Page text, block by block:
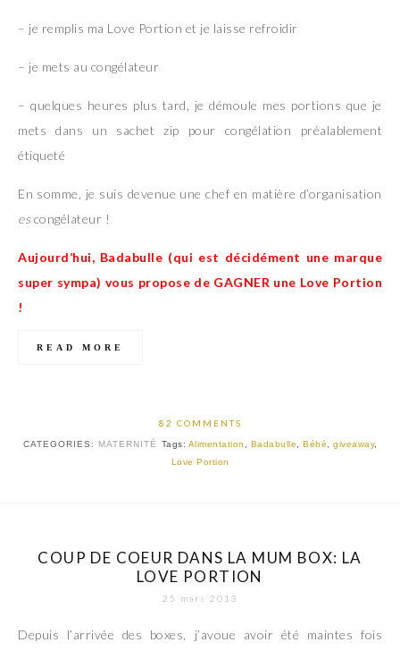
– je remplis ma Love Portion et je laisse refroidir
– je mets au congélateur
– quelques heures plus tard, je démoule mes portions que je
mets dans un sachet zip pour congélation préalablement
étiqueté
En somme, je suis devenue une chef en matière d’organisation
escongélateur !
Aujourd’hui, Badabulle (qui est décidément une marque
super sympa) vous propose de GAGNER une Love Portion
!
READ MORE
82 COMMENTS
CATEGORIES: MATERNITÉ Tags: Alimentation , Badabulle, Bébé, giveaway,
Love Portion
COUP DE COEUR DANS LA MUM BOX: LA
LOVE PORTION
25 mars 2013
Depuis l’arrivée des boxes, j’avoue avoir été maintes fois